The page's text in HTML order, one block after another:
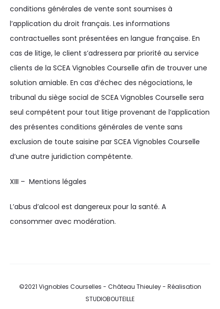
conditions générales de vente sont soumises à
l’application du droit français. Les informations
contractuelles sont présentées en langue française. En
cas de litige, le client s’adressera par priorité au service
clients de la SCEA Vignobles Courselle afin de trouver une
solution amiable. En cas d’échec des négociations, le
tribunal du siège social de SCEA Vignobles Courselle sera
seul compétent pour tout litige provenant de l’application
des présentes conditions générales de vente sans
exclusion de toute saisine par SCEA Vignobles Courselle
d’une autre juridiction compétente.
XIII – Mentions légales
L’abus d’alcool est dangereux pour la santé. A
consommer avec modération.
©2021 Vignobles Courselles - Château Thieuley - Réalisation
STUDIOBOUTEILLE